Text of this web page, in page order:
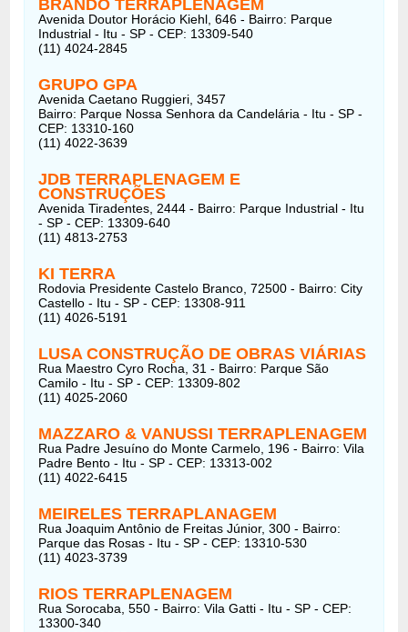
BRANDO TERRAPLENAGEM
Avenida Doutor Horácio Kiehl, 646 - Bairro: Parque
Industrial - Itu - SP - CEP: 13309-540
(11) 4024-2845
GRUPO GPA
Avenida Caetano Ruggieri, 3457
Bairro: Parque Nossa Senhora da Candelária - Itu - SP -
CEP: 13310-160
(11) 4022-3639
JDB TERRAPLENAGEM E
CONSTRUÇÕES
Avenida Tiradentes, 2444 - Bairro: Parque Industrial - Itu
- SP - CEP: 13309-640
(11) 4813-2753
KI TERRA
Rodovia Presidente Castelo Branco, 72500 - Bairro: City
Castello - Itu - SP - CEP: 13308-911
(11) 4026-5191
LUSA CONSTRUÇÃO DE OBRAS VIÁRIAS
Rua Maestro Cyro Rocha, 31 - Bairro: Parque São
Camilo - Itu - SP - CEP: 13309-802
(11) 4025-2060
MAZZARO & VANUSSI TERRAPLENAGEM
Rua Padre Jesuíno do Monte Carmelo, 196 - Bairro: Vila
Padre Bento - Itu - SP - CEP: 13313-002
(11) 4022-6415
MEIRELES TERRAPLANAGEM
Rua Joaquim Antônio de Freitas Júnior, 300 - Bairro:
Parque das Rosas - Itu - SP - CEP: 13310-530
(11) 4023-3739
RIOS TERRAPLENAGEM
Rua Sorocaba, 550 - Bairro: Vila Gatti - Itu - SP - CEP:
13300-340